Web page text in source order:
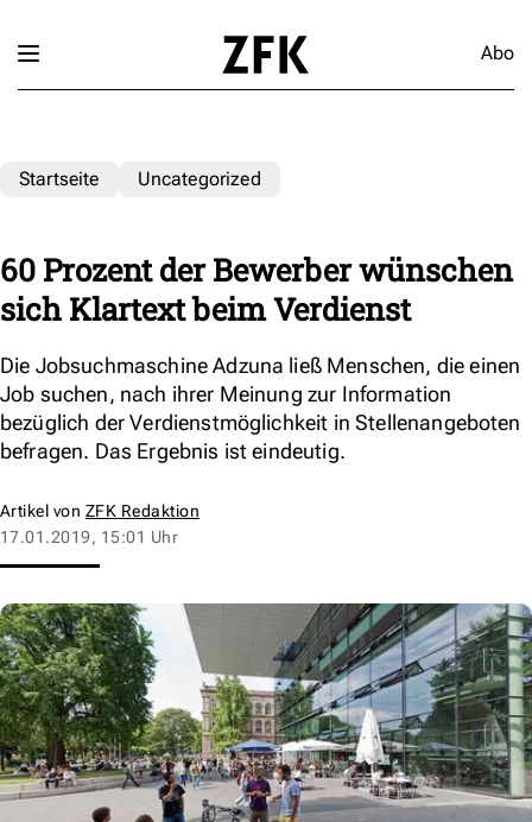
Abo
Startseite Uncategorized
60 Prozent der Bewerber wünschen
sich Klartext beim Verdienst
Die Jobsuchmaschine Adzuna ließ Menschen, die einen
Job suchen, nach ihrer Meinung zur Information
bezüglich der Verdienstmöglichkeit in Stellenangeboten
befragen. Das Ergebnis ist eindeutig.
Artikel von ZFK Redaktion
17.01.2019, 15:01 Uhr